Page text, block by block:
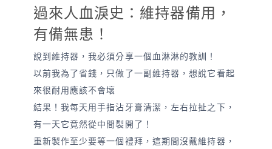
過來人血淚史：維持器備用，
有備無患！
說到維持器，我必須分享一個血淋淋的教訓！
以前我為了省錢，只做了一副維持器，想說它看起
來很耐用應該不會壞
結果！我每天用手指沾牙膏清潔，左右拉扯之下，
有一天它竟然從中間裂開了！
重新製作至少要等一個禮拜，這期間沒戴維持器，